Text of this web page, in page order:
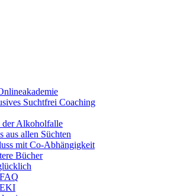
Suchtfrei Coaching
der Alkoholfalle
aus allen Süchten
mit Co-Abhängigkeit
Bücher